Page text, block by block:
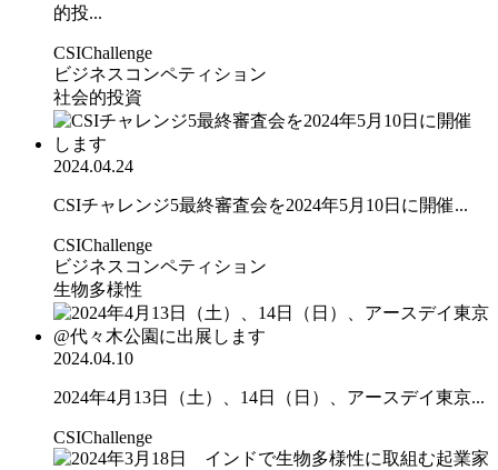
的投...
CSIChallenge
ビジネスコンペティション
社会的投資
2024.04.24
CSIチャレンジ5最終審査会を2024年5月10日に開催...
CSIChallenge
ビジネスコンペティション
生物多様性
2024.04.10
2024年4月13日（土）、14日（日）、アースデイ東京...
CSIChallenge